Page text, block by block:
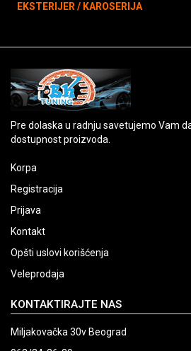
EKSTERIJER / KAROSERIJA
Pre dolaska u radnju savetujemo Vam
dostupnost proizvoda.
Korpa
Registracija
Prijava
Kontakt
Opšti uslovi korišćenja
Veleprodaja
KONTAKTIRAJTE NAS
Miljakovačka 30v Beograd